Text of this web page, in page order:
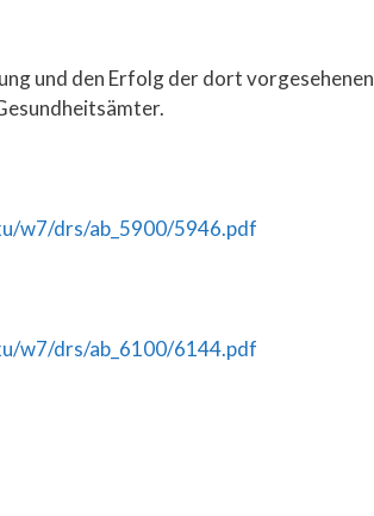
und den Erfolg der dort vorgesehenen
w7/drs/ab_5900/5946.pdf
w7/drs/ab_6100/6144.pdf